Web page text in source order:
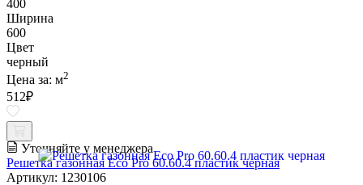
400
Ширина
600
Цвет
черный
Цена за: м2
512₽
Уточняйте у менеджера
Решетка газонная Eco Pro 60.60.4 пластик черная
Артикул: 1230106